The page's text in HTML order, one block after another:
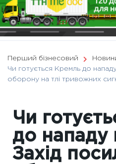
Перший бізнесовий
Чи готується Кремль до
оборону на тлі тривожних
Чи
до нападу
Захід